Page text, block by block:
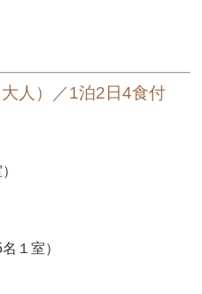
人）／1泊2日4食付
１室）